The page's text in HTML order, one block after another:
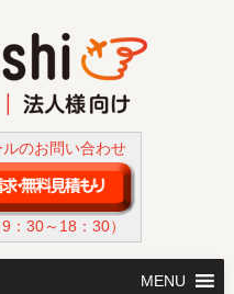
のお問い合わせ
30～18：30）
MENU